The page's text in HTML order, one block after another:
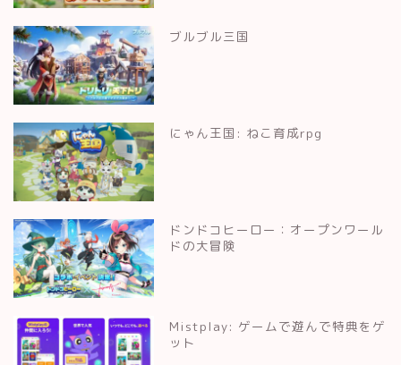
ブルブル三国
にゃん王国: ねこ育成rpg
ドンドコヒーロー：オープンワール
ドの大冒険
Mistplay: ゲームで遊んで特典をゲ
ット